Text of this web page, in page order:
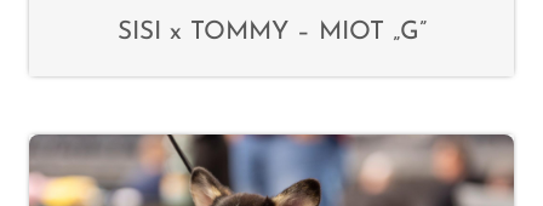
SISI x TOMMY – MIOT „G”